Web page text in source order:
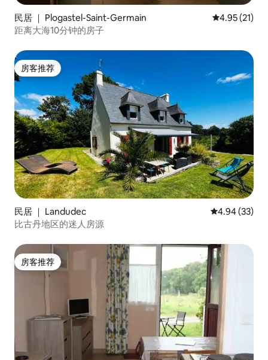
民居 ｜ Plogastel-Saint-Germain 平均评分
4.95 (21)
距离大海10分钟的房子
房客推荐
房客推荐
民居 ｜ Landudec 平均评分
4.94 (33)
比古丹地区的迷人房源
房客推荐
房客推荐